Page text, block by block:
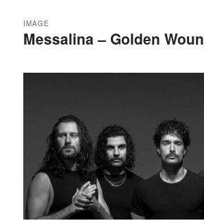
Messalina – Golden
IMAGE